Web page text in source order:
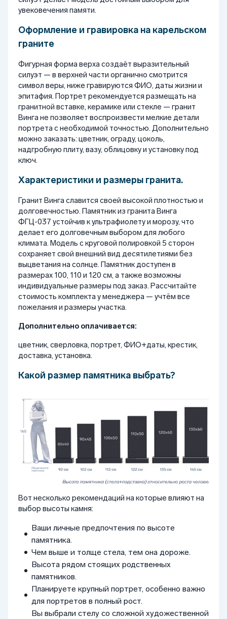
увековечения памяти.
Оформление и гравировка на карельском
граните
Фигурная форма верха создаёт выразительный
силуэт — в верхней части органично смотрится
символ веры, ниже гравируются ФИО, даты жизни и
эпитафия. Портрет рекомендуется размещать на
гранитной вставке, керамике или стекле — гранит
Винга не позволяет воспроизвести мелкие детали
портрета с необходимой точностью. Дополнительно
можно заказать: цветник, ограду, цоколь,
надгробную плиту, вазу, облицовку и установку под
ключ.
Характеристики и размеры гранита.
Гранит Винга славится своей высокой плотностью и
долговечностью. Памятник из гранита Винга
ФГЦ-037 устойчив к ультрафиолету и морозу, что
делает его долговечным выбором для любого
климата. Модель с круговой полировкой 5 сторон
сохраняет свой внешний вид десятилетиями без
выцветания на солнце. Памятник доступен в
размерах 100, 110 и 120 см, а также возможны
индивидуальные размеры под заказ. Рассчитайте
стоимость комплекта у менеджера — учтём все
пожелания и размеры участка.
Дополнительно оплачивается:
цветник, сверловка, портрет, ФИО+даты, крестик,
доставка, установка.
Какой размер памятника выбрать?
Вот несколько рекомендаций на которые влияют на
выбор высоты камня:
Ваши личные предпочтения по высоте
памятника.
Чем выше и толще стела, тем она дороже.
Высота рядом стоящих родственных
памятников.
Планируете крупный портрет, особенно важно
для портретов в полный рост.
Вы выбрали стелу со сложной художественной